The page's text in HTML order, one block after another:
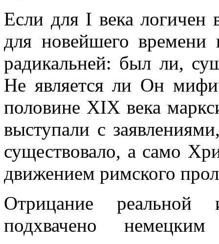
Если для I века логичен
для новейшего времени
радикальней: был ли,
Не является ли Он
половине XIX века
выступали с
существовало, а само
движением римского
Отрицание реальной
подхвачено